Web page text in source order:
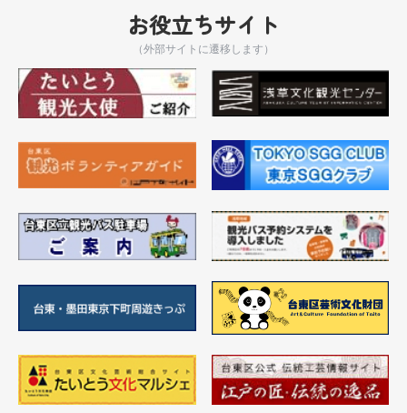
お役立ちサイト
（外部サイトに遷移します）